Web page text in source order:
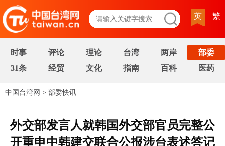
英 繁
时事 评论 理论 台湾 两岸
部委
31条
经贸 文化 指南 百科 医药
中国台湾网 > 部委快讯
外交部发言人就韩国外交部官员完整公
开重申中韩建交联合公报涉台表述答记